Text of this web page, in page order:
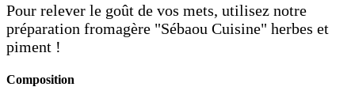
Pour relever le goût de vos mets, utilisez notre
préparation fromagère "Sébaou Cuisine" herbes et
piment !
Composition